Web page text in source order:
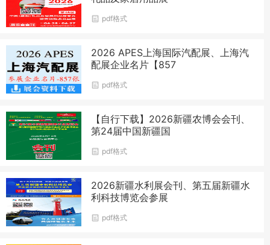
pdf格式
2026 APES上海国际汽配展、上海汽
配展企业名片【857
pdf格式
【自行下载】2026新疆农博会会刊、
第24届中国新疆国
pdf格式
2026新疆水利展会刊、第五届新疆水
利科技博览会参展
pdf格式